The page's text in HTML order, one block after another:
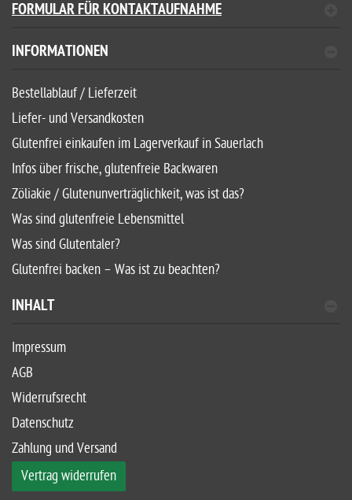
FORMULAR FÜR KONTAKTAUFNAHME
INFORMATIONEN
Bestellablauf / Lieferzeit
Liefer- und Versandkosten
Glutenfrei einkaufen im Lagerverkauf in Sauerlach
Infos über frische, glutenfreie Backwaren
Zöliakie / Glutenunverträglichkeit, was ist das?
Was sind glutenfreie Lebensmittel
Was sind Glutentaler?
Glutenfrei backen – Was ist zu beachten?
INHALT
Impressum
AGB
Widerrufsrecht
Datenschutz
Zahlung und Versand
Vertrag widerrufen